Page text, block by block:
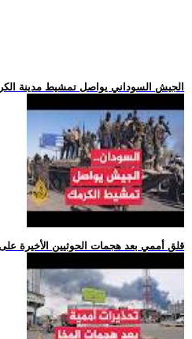
.. الجيش السوداني يواصل تمشيط مدينة
.. قلق أممي بعد هجمات الحوثيين الأخيرة